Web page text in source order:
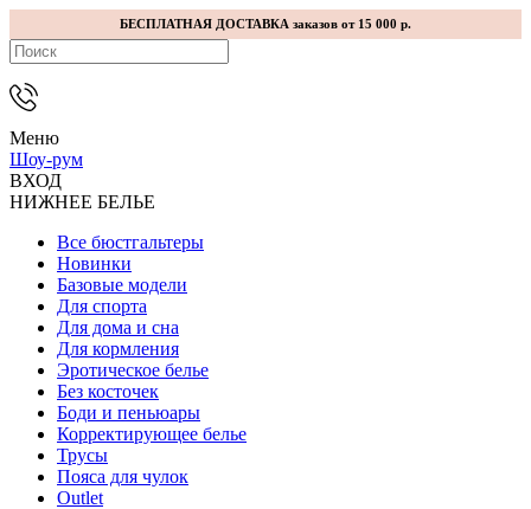
БЕСПЛАТНАЯ ДОСТАВКА заказов от 15 000 р.
Меню
Шоу-рум
ВХОД
НИЖНЕЕ БЕЛЬЕ
Все бюстгальтеры
Новинки
Базовые модели
Для спорта
Для дома и сна
Для кормления
Эротическое белье
Без косточек
Боди и пеньюары
Корректирующее белье
Трусы
Пояса для чулок
Outlet